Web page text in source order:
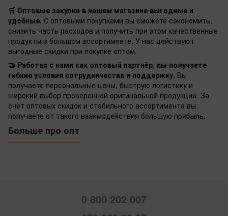
🛒 Оптовые закупки в нашем магазине выгодные и
удобные. С оптовыми покупками вы сможете сэкономить,
снизить часть расходов и получить при этом качественные
продукты в большом ассортименте. У нас действуют
выгодные скидки при покупке оптом.
🤝 Работая с нами как оптовый партнёр, вы получаете
гибкие условия сотрудничества и поддержку. Вы
получаете персональные цены, быструю логистику и
широкий выбор проверенной оригинальной продукции. За
счёт оптовых скидок и стабильного ассортимента вы
получаете от такого взаимодействия большую прибыль.
Больше про опт
0 800 202 007